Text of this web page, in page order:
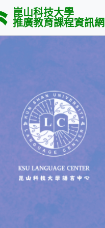
崑山科技大學
推廣教育課程資訊網